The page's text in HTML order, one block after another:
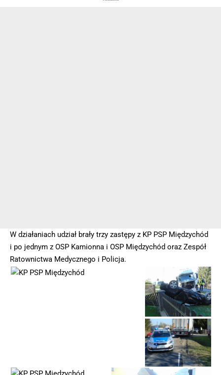
W działaniach udział brały trzy zastępy z KP PSP Międzychód
i po jednym z OSP Kamionna i OSP Międzychód oraz Zespół
Ratownictwa Medycznego i Policja.